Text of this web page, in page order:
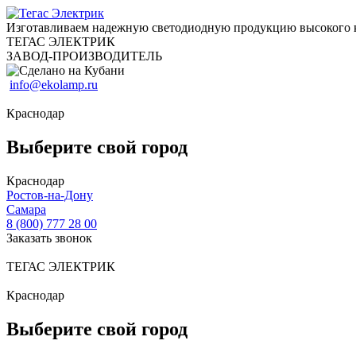
Изготавливаем надежную светодиодную продукцию высокого
ТЕГАС ЭЛЕКТРИК
ЗАВОД-ПРОИЗВОДИТЕЛЬ
info@ekolamp.ru
Краснодар
Выберите свой город
Краснодар
Ростов-на-Дону
Самара
8 (800) 777 28 00
Заказать звонок
ТЕГАС ЭЛЕКТРИК
Краснодар
Выберите свой город